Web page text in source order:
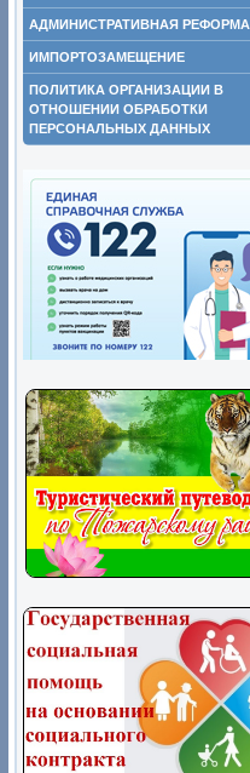
АДМИНИСТРАТИВНАЯ РЕФОРМА
ИМПОРТОЗАМЕЩЕНИЕ
ПОЛИТИКА ОРГАНИЗАЦИИ В
ОТНОШЕНИИ ОБРАБОТКИ
ПЕРСОНАЛЬНЫХ ДАННЫХ